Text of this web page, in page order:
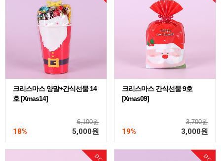
크리스마스 양말+간식선물 14
호 [Xmas14]
6,100원
18% 5,000원
크리스마스 간식선물 9호
[Xmas09]
3,700원
19% 3,000원
DC DC